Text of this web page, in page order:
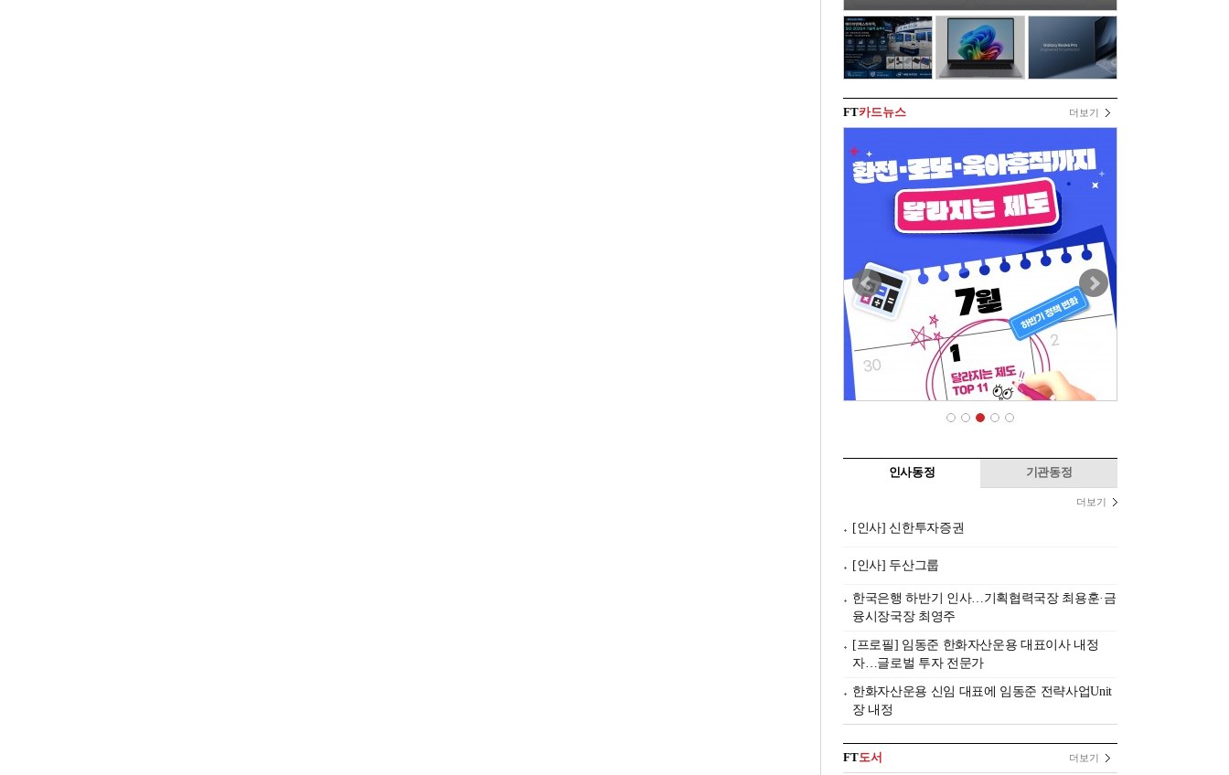
FT카드뉴스 더보기
인사동정 기관동정
더보기
[인사] 신한투자증권
[인사] 두산그룹
한국은행 하반기 인사…기획협력국장 최용훈·금
융시장국장 최영주
[프로필] 임동준 한화자산운용 대표이사 내정
자…글로벌 투자 전문가
한화자산운용 신임 대표에 임동준 전략사업Unit
장 내정
FT도서 더보기